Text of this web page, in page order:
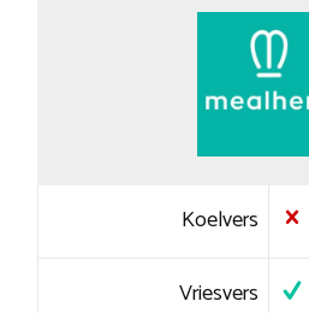
Koelvers
Vriesvers